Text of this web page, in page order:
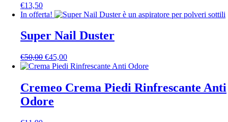
€13,50
In offerta!
Super Nail Duster
€50,00 Il
prezzo
€50,00.
€45,00Il
prezzo
è:
€45,00.
Cremeo Crema Piedi Rinfrescante Anti
Odore